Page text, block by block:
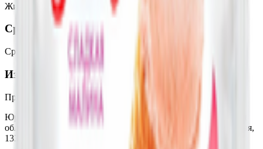
Жиры Белки Калории
Срок годности
Срок годности
Изготовитель
Производитель:
СООО «Морозпродукт»
Юридический адрес:222811, Республика Беларусь, Минская
область, Пуховичский р-н, г. Марьина Горка, ул. Октябрьская,
133 А